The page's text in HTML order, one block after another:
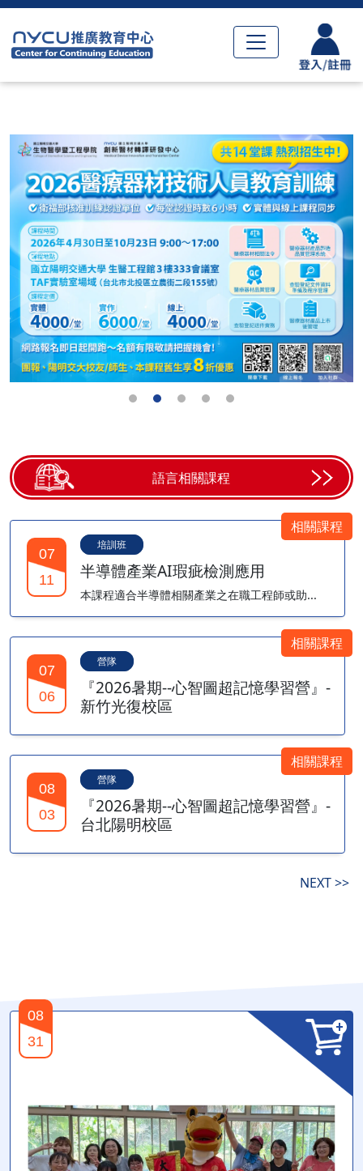
Previous Next
語言相關課程
07
11
相關課程
培訓班
半導體產業AI瑕疵檢測應用
本課程適合半導體相關產業之在職工程師或助...
07
06
相關課程
營隊
『2026暑期--心智圖超記憶學習營』-
新竹光復校區
08
03
相關課程
營隊
『2026暑期--心智圖超記憶學習營』-
台北陽明校區
NEXT >>
08
31